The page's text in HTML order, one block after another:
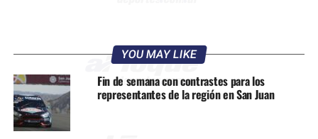
YOU MAY LIKE
Fin de semana con contrastes para los
representantes de la región en San Juan